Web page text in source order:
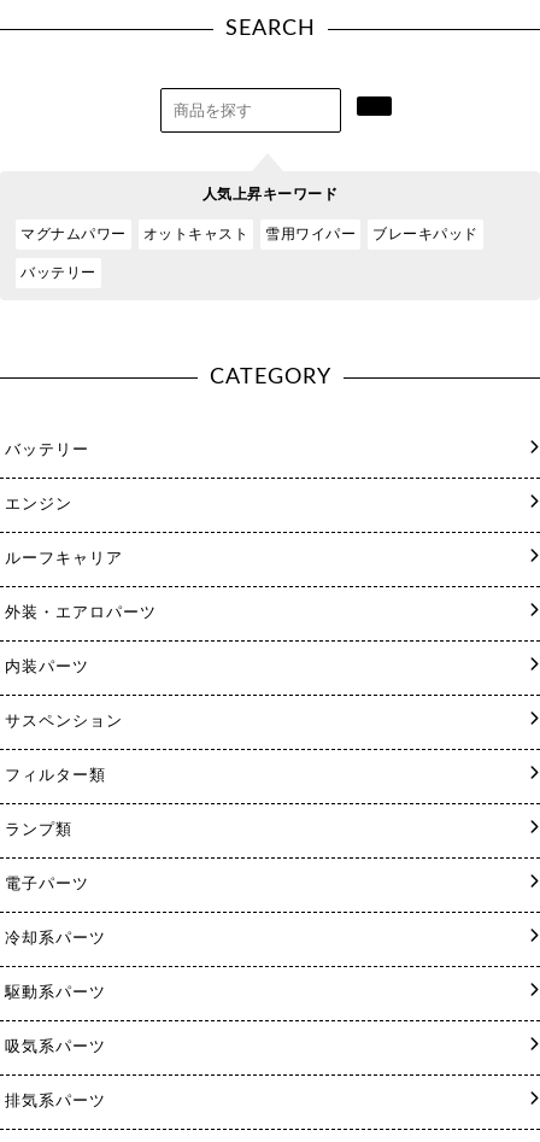
SEARCH
人気上昇キーワード
マグナムパワー オットキャスト 雪用ワイパー ブレーキパッド
バッテリー
CATEGORY
バッテリー
エンジン
ルーフキャリア
外装・エアロパーツ
内装パーツ
サスペンション
フィルター類
ランプ類
電子パーツ
冷却系パーツ
駆動系パーツ
吸気系パーツ
排気系パーツ